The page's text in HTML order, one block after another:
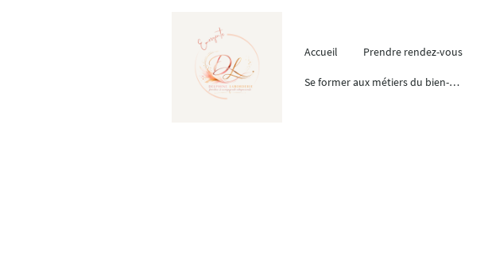
Accueil Prendre rendez-vous
Se former aux métiers du bien-être